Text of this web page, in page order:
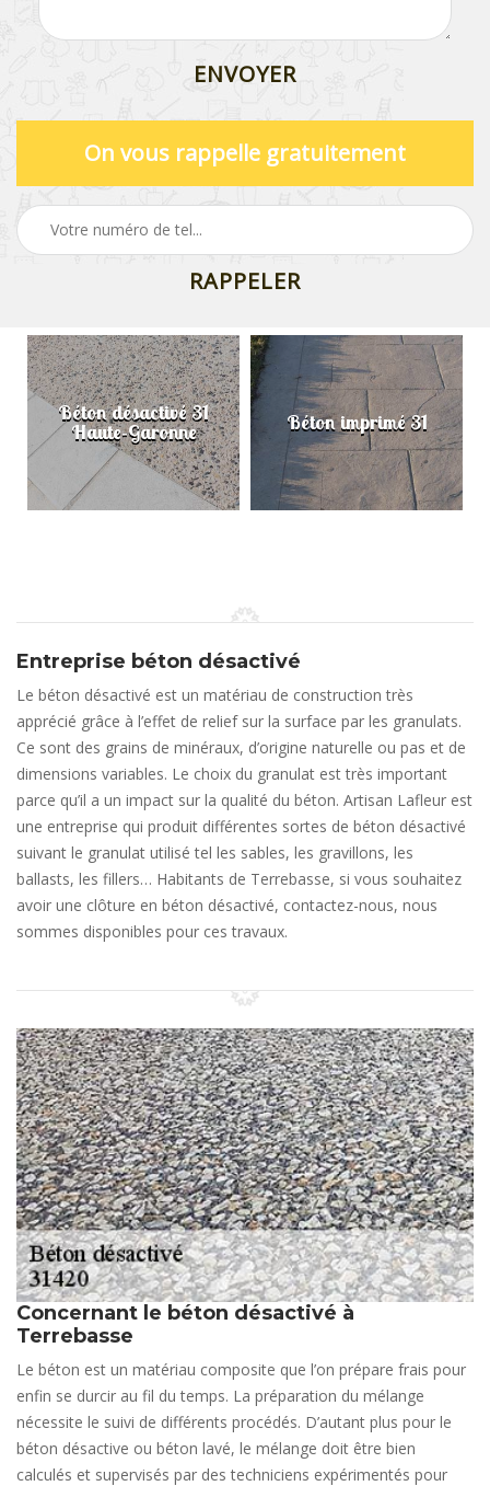
On vous rappelle gratuitement
Béton désactivé 31
Haute-Garonne Béton imprimé 31
Entreprise béton désactivé
Le béton désactivé est un matériau de construction très
apprécié grâce à l’effet de relief sur la surface par les granulats.
Ce sont des grains de minéraux, d’origine naturelle ou pas et de
dimensions variables. Le choix du granulat est très important
parce qu’il a un impact sur la qualité du béton. Artisan Lafleur est
une entreprise qui produit différentes sortes de béton désactivé
suivant le granulat utilisé tel les sables, les gravillons, les
ballasts, les fillers… Habitants de Terrebasse, si vous souhaitez
avoir une clôture en béton désactivé, contactez-nous, nous
sommes disponibles pour ces travaux.
Concernant le béton désactivé à
Terrebasse
Le béton est un matériau composite que l’on prépare frais pour
enfin se durcir au fil du temps. La préparation du mélange
nécessite le suivi de différents procédés. D’autant plus pour le
béton désactive ou béton lavé, le mélange doit être bien
calculés et supervisés par des techniciens expérimentés pour